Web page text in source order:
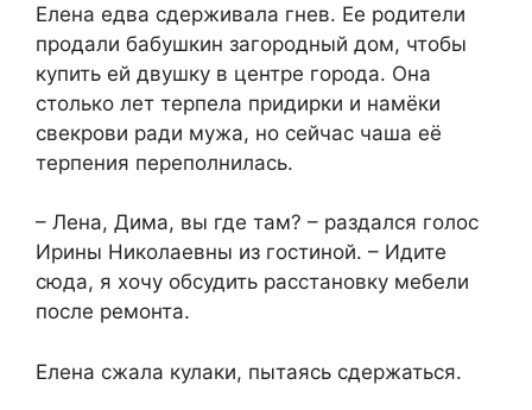
Елена едва сдерживала гнев. Ее родители
продали бабушкин загородный дом, чтобы
купить ей двушку в центре города. Она
столько лет терпела придирки и намёки
свекрови ради мужа, но сейчас чаша её
терпения переполнилась.
– Лена, Дима, вы где там? – раздался голос
Ирины Николаевны из гостиной. – Идите
сюда, я хочу обсудить расстановку мебели
после ремонта.
Елена сжала кулаки, пытаясь сдержаться.